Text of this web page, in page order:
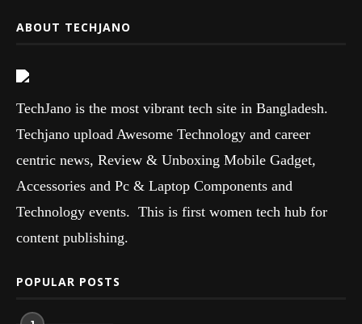
ABOUT TECHJANO
TechJano is the most vibrant tech site in Bangladesh.
Techjano upload Awesome Technology and career
centric news, Review & Unboxing Mobile Gadget,
Accessories and Pc & Laptop Components and
Technology events. This is first women tech hub for
content publishing.
POPULAR POSTS